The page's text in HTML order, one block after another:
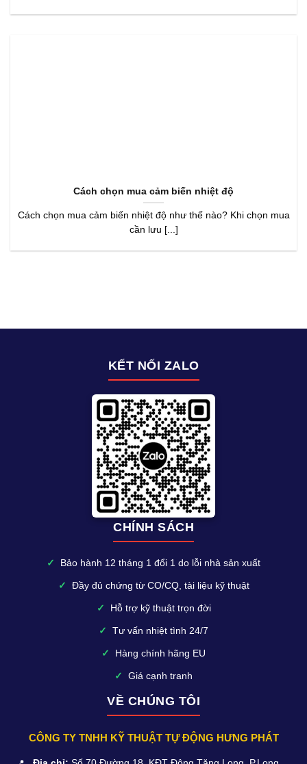
Cách chọn mua cảm biến nhiệt độ
Cách chọn mua cảm biến nhiệt độ như thế nào? Khi chọn mua
cần lưu [...]
KẾT NỐI ZALO
CHÍNH SÁCH
✓ Bảo hành 12 tháng 1 đổi 1 do lỗi nhà sản xuất
✓ Đầy đủ chứng từ CO/CQ, tài liệu kỹ thuật
✓ Hỗ trợ kỹ thuật trọn đời
✓ Tư vấn nhiệt tình 24/7
✓ Hàng chính hãng EU
✓ Giá cạnh tranh
VỀ CHÚNG TÔI
CÔNG TY TNHH KỸ THUẬT TỰ ĐỘNG HƯNG PHÁT